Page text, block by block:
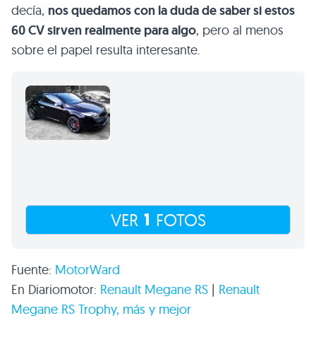
decía, nos quedamos con la duda de saber si estos
60 CV sirven realmente para algo, pero al menos
sobre el papel resulta interesante.
VER 1 FOTOS
Fuente: MotorWard
En Diariomotor: Renault Megane RS | Renault
Megane RS Trophy, más y mejor